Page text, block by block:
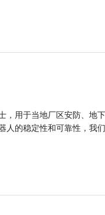
用于当地厂区安防、地
的稳定性和可靠性，我